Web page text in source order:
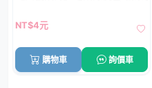
NT$4元
購物車 詢價車